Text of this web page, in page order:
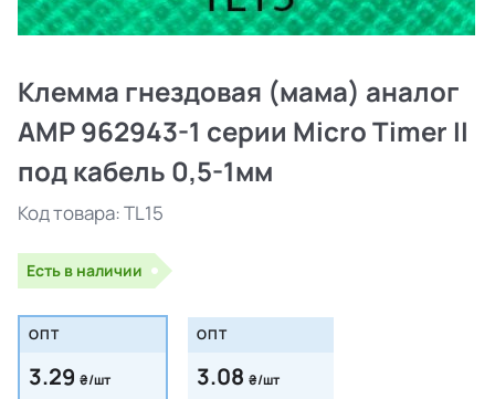
Клемма гнездовая (мама) аналог
AMP 962943-1 серии Micro Timer II
под кабель 0,5-1мм
Код товара:TL15
Есть в наличии
ОПТ
3.29 ₴/шт
ОПТ
3.08 ₴/шт